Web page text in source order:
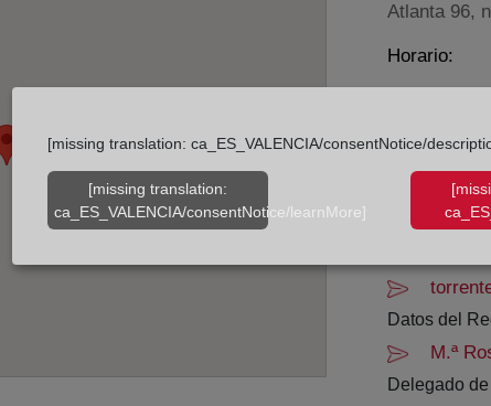
Atlanta 96,
Horario:
De lunes a
Agosto:
Los días 24
Datos de
Datos del
M.ª
Delegado
[missing translation: ca_ES_VALENCIA/consentNotice/
[missing translation:
ca_ES_VALENCIA/consentNotice/learnMore]